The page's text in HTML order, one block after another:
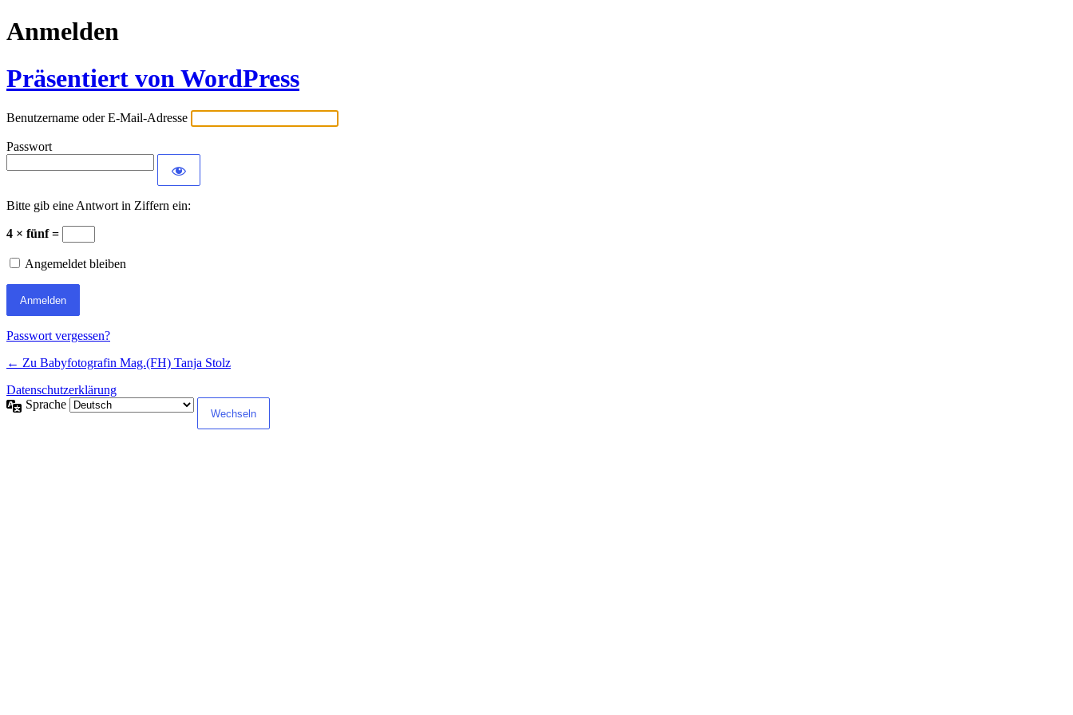
Anmelden
Präsentiert von WordPress
Benutzername oder E-Mail-Adresse
Passwort
Bitte gib eine Antwort in Ziffern ein:
4 × fünf =
Angemeldet bleiben
Passwort vergessen?
← Zu Babyfotografin Mag.(FH) Tanja Stolz
Datenschutzerklärung
Sprache